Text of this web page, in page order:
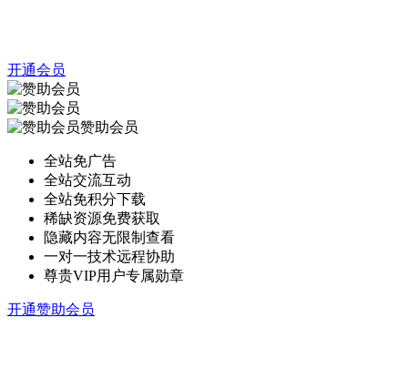
开通会员
赞助会员
全站免广告
全站交流互动
全站免积分下载
稀缺资源免费获取
隐藏内容无限制查看
一对一技术远程协助
尊贵VIP用户专属勋章
开通赞助会员